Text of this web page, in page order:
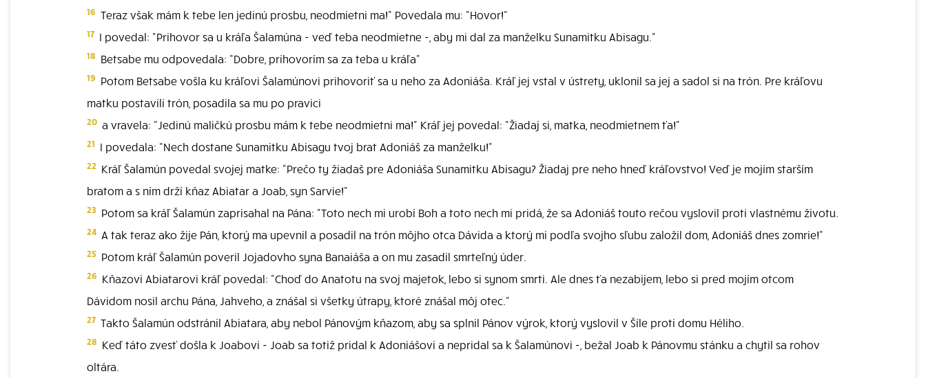
16 Teraz však mám k tebe len jedinú prosbu, neodmietni ma!" Povedala mu: "Hovor!"
17 I povedal: "Prihovor sa u kráľa Šalamúna - veď teba neodmietne -, aby mi dal za manželku Sunamitku Abisagu."
18 Betsabe mu odpovedala: "Dobre, prihovorím sa za teba u kráľa"
19 Potom Betsabe vošla ku kráľovi Šalamúnovi prihovoriť sa u neho za Adoniáša. Kráľ jej vstal v ústrety, uklonil sa jej a sadol si na trón. Pre kráľovu
matku postavili trón, posadila sa mu po pravici
20 a vravela: "Jedinú maličkú prosbu mám k tebe neodmietni ma!" Kráľ jej povedal: "Žiadaj si, matka, neodmietnem ťa!"
21 I povedala: "Nech dostane Sunamitku Abisagu tvoj brat Adoniáš za manželku!"
22 Kráľ Šalamún povedal svojej matke: "Prečo ty žiadaš pre Adoniáša Sunamitku Abisagu? Žiadaj pre neho hneď kráľovstvo! Veď je mojím starším
bratom a s ním drží kňaz Abiatar a Joab, syn Sarvie!"
23 Potom sa kráľ Šalamún zaprisahal na Pána: "Toto nech mi urobí Boh a toto nech mi pridá, že sa Adoniáš touto rečou vyslovil proti vlastnému životu.
24 A tak teraz ako žije Pán, ktorý ma upevnil a posadil na trón môjho otca Dávida a ktorý mi podľa svojho sľubu založil dom, Adoniáš dnes zomrie!"
25 Potom kráľ Šalamún poveril Jojadovho syna Banaiáša a on mu zasadil smrteľný úder.
26 Kňazovi Abiatarovi kráľ povedal: "Choď do Anatotu na svoj majetok, lebo si synom smrti. Ale dnes ťa nezabijem, lebo si pred mojím otcom
Dávidom nosil archu Pána, Jahveho, a znášal si všetky útrapy, ktoré znášal môj otec."
27 Takto Šalamún odstránil Abiatara, aby nebol Pánovým kňazom, aby sa splnil Pánov výrok, ktorý vyslovil v Šíle proti domu Héliho.
28 Keď táto zvesť došla k Joabovi - Joab sa totiž pridal k Adoniášovi a nepridal sa k Šalamúnovi -, bežal Joab k Pánovmu stánku a chytil sa rohov
oltára.